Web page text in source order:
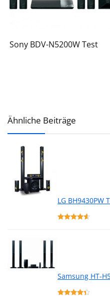
Sony BDV-N5200W Test
Ähnliche Beiträge
LG BH9430PW
Samsung HT-